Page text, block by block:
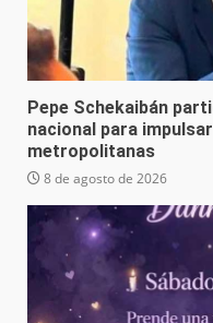
Pepe Schekaibán
nacional para
metropolitanas
8 de agosto de 2026